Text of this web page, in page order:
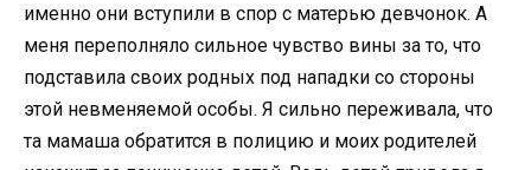
именно они вступили в спор с матерью девчонок. А
меня переполняло сильное чувство вины за то, что
подставила своих родных под нападки со стороны
этой невменяемой особы. Я сильно переживала, что
та мамаша обратится в полицию и моих родителей